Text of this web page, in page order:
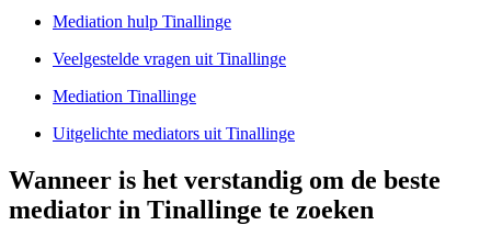
Mediation hulp Tinallinge
Veelgestelde vragen uit Tinallinge
Mediation Tinallinge
Uitgelichte mediators uit Tinallinge
Wanneer is het verstandig om de beste
mediator in Tinallinge te zoeken